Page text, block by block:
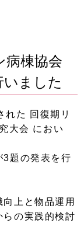
病棟協会
ました
れた 回復期リ
大会 におい
3題の発表を行
上と物品運用
の実践的検討